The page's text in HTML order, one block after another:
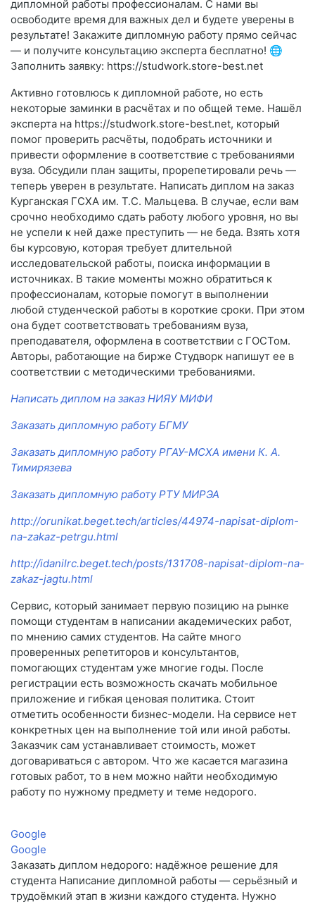
дипломной работы профессионалам. С нами вы
освободите время для важных дел и будете уверены в
результате! Закажите дипломную работу прямо сейчас
— и получите консультацию эксперта бесплатно! 🌐
Заполнить заявку: https://studwork.store-best.net
Активно готовлюсь к дипломной работе, но есть
некоторые заминки в расчётах и по общей теме. Нашёл
эксперта на https://studwork.store-best.net, который
помог проверить расчёты, подобрать источники и
привести оформление в соответствие с требованиями
вуза. Обсудили план защиты, прорепетировали речь —
теперь уверен в результате. Написать диплом на заказ
Курганская ГСХА им. Т.С. Мальцева. В случае, если вам
срочно необходимо сдать работу любого уровня, но вы
не успели к ней даже преступить — не беда. Взять хотя
бы курсовую, которая требует длительной
исследовательской работы, поиска информации в
источниках. В такие моменты можно обратиться к
профессионалам, которые помогут в выполнении
любой студенческой работы в короткие сроки. При этом
она будет соответствовать требованиям вуза,
преподавателя, оформлена в соответствии с ГОСТом.
Авторы, работающие на бирже Студворк напишут ее в
соответствии с методическими требованиями.
Написать диплом на заказ НИЯУ МИФИ
Заказать дипломную работу БГМУ
Заказать дипломную работу РГАУ-МСХА имени К. А.
Тимирязева
Заказать дипломную работу РТУ МИРЭА
http://orunikat.beget.tech/articles/44974-napisat-diplom-
na-zakaz-petrgu.html
http://idanilrc.beget.tech/posts/131708-napisat-diplom-na-
zakaz-jagtu.html
Сервис, который занимает первую позицию на рынке
помощи студентам в написании академических работ,
по мнению самих студентов. На сайте много
проверенных репетиторов и консультантов,
помогающих студентам уже многие годы. После
регистрации есть возможность скачать мобильное
приложение и гибкая ценовая политика. Стоит
отметить особенности бизнес-модели. На сервисе нет
конкретных цен на выполнение той или иной работы.
Заказчик сам устанавливает стоимость, может
договариваться с автором. Что же касается магазина
готовых работ, то в нем можно найти необходимую
работу по нужному предмету и теме недорого.
Google
Google
Заказать диплом недорого: надёжное решение для
студента Написание дипломной работы — серьёзный и
трудоёмкий этап в жизни каждого студента. Нужно